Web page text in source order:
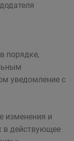
порядке,
уведомление с
изменения и
в действующее